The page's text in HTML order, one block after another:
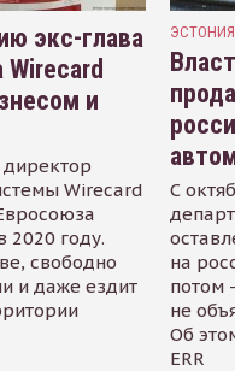
экс-глава
и
Wirecard
2020 году.
свободно
и даже ездит
ЭСТОНИЯ
С
на
потом
не
Об
ERR